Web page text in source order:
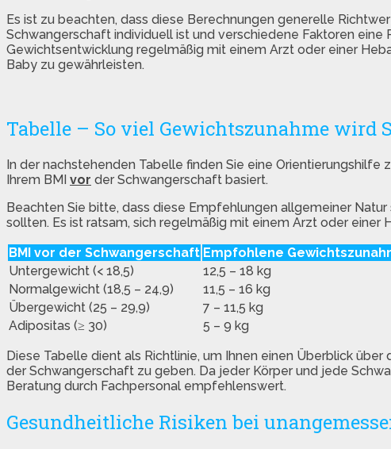
Es ist zu beachten, dass diese Berechnungen generelle
Schwangerschaft individuell ist und verschiedene Faktoren eine
Gewichtsentwicklung regelmäßig mit einem Arzt oder einer
Baby zu gewährleisten.
Tabelle – So viel Gewichtszunahme wird
In der nachstehenden Tabelle finden Sie eine
Ihrem BMI vor der Schwangerschaft basiert.
Beachten Sie bitte, dass diese Empfehlungen allgemeiner
sollten. Es ist ratsam, sich regelmäßig mit einem Arzt oder
BMI vor der Schwangerschaft Empfohlene
Untergewicht (< 18,5)
12,5 – 18 kg
Normalgewicht (18,5 – 24,9)
11,5 – 16 kg
Übergewicht (25 – 29,9)
7 – 11,5 kg
Adipositas (≥ 30)
5 – 9 kg
Diese Tabelle dient als Richtlinie, um Ihnen einen Überblick
der Schwangerschaft zu geben. Da jeder Körper und jede
Beratung durch Fachpersonal empfehlenswert.
Gesundheitliche Risiken bei